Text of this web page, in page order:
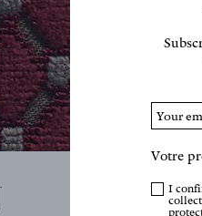
Votre
I